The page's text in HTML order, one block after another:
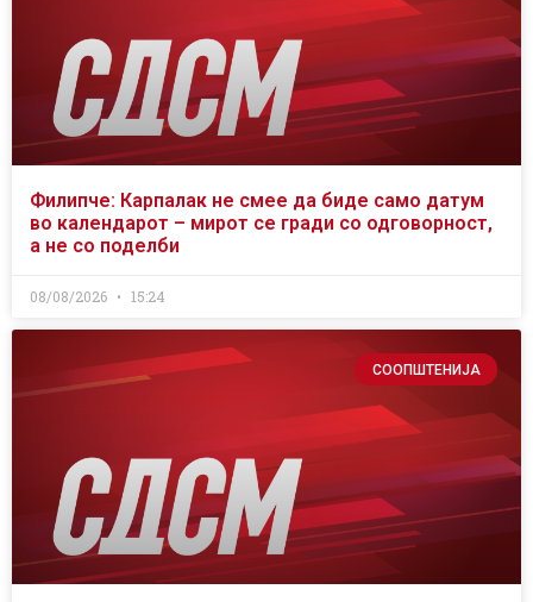
Филипче: Карпалак не смее да биде само датум
во календарот – мирот се гради со одговорност,
а не со поделби
08/08/2026 15:24
СООПШТЕНИЈА